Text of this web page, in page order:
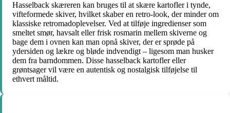
Hasselback skæreren kan bruges til at skære kartofler i tynde,
vifteformede skiver, hvilket skaber en retro-look, der minder om
klassiske retromadoplevelser. Ved at tilføje ingredienser som
smeltet smør, havsalt eller frisk rosmarin mellem skiverne og
bage dem i ovnen kan man opnå skiver, der er sprøde på
ydersiden og lækre og bløde indvendigt – ligesom man husker
dem fra barndommen. Disse hasselback kartofler eller
grøntsager vil være en autentisk og nostalgisk tilføjelse til
ethvert måltid.